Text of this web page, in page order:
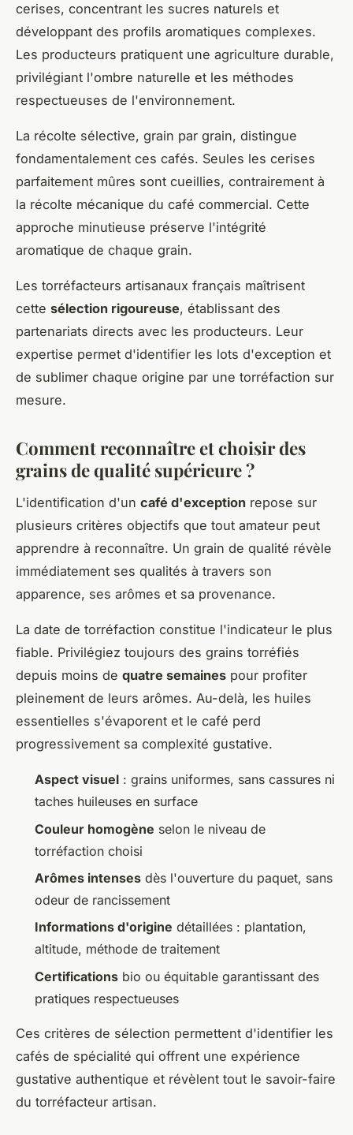
cerises, concentrant les sucres naturels et
développant des profils aromatiques complexes.
Les producteurs pratiquent une agriculture durable,
privilégiant l'ombre naturelle et les méthodes
respectueuses de l'environnement.
La récolte sélective, grain par grain, distingue
fondamentalement ces cafés. Seules les cerises
parfaitement mûres sont cueillies, contrairement à
la récolte mécanique du café commercial. Cette
approche minutieuse préserve l'intégrité
aromatique de chaque grain.
Les torréfacteurs artisanaux français maîtrisent
cette sélection rigoureuse, établissant des
partenariats directs avec les producteurs. Leur
expertise permet d'identifier les lots d'exception et
de sublimer chaque origine par une torréfaction sur
mesure.
Comment reconnaître et choisir des
grains de qualité supérieure ?
L'identification d'un café d'exception repose sur
plusieurs critères objectifs que tout amateur peut
apprendre à reconnaître. Un grain de qualité révèle
immédiatement ses qualités à travers son
apparence, ses arômes et sa provenance.
La date de torréfaction constitue l'indicateur le plus
fiable. Privilégiez toujours des grains torréfiés
depuis moins de quatre semaines pour profiter
pleinement de leurs arômes. Au-delà, les huiles
essentielles s'évaporent et le café perd
progressivement sa complexité gustative.
Aspect visuel : grains uniformes, sans cassures ni
taches huileuses en surface
Couleur homogène selon le niveau de
torréfaction choisi
Arômes intenses dès l'ouverture du paquet, sans
odeur de rancissement
Informations d'origine détaillées : plantation,
altitude, méthode de traitement
Certifications bio ou équitable garantissant des
pratiques respectueuses
Ces critères de sélection permettent d'identifier les
cafés de spécialité qui offrent une expérience
gustative authentique et révèlent tout le savoir-faire
du torréfacteur artisan.